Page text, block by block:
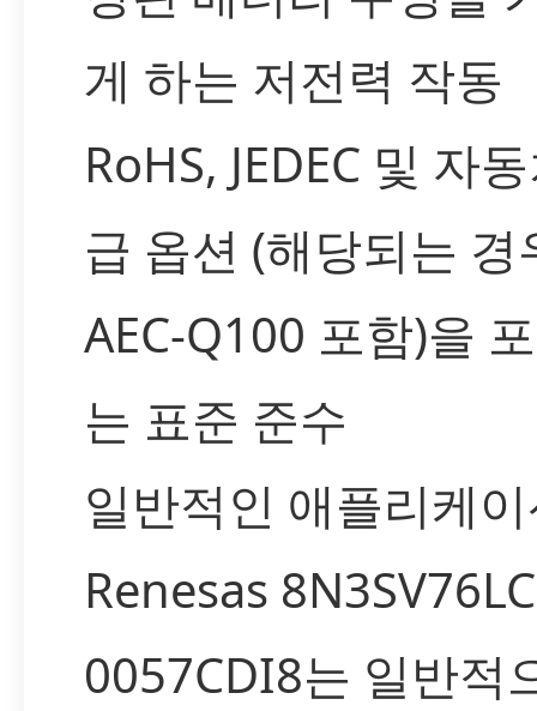
게 하는 저전력 작동
RoHS, JEDEC 및 자
급 옵션 (해당되는 경
AEC-Q100 포함)을
는 표준 준수
일반적인 애플리케
Renesas
0057CDI8는 일반적